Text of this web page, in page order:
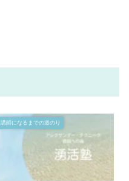
講師になるまでの道のり